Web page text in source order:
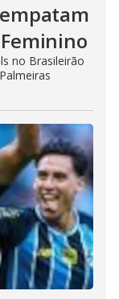
no Brasileirão